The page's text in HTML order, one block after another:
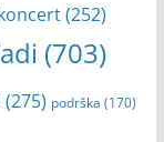
(252)
(703)
(275) podrška (170)